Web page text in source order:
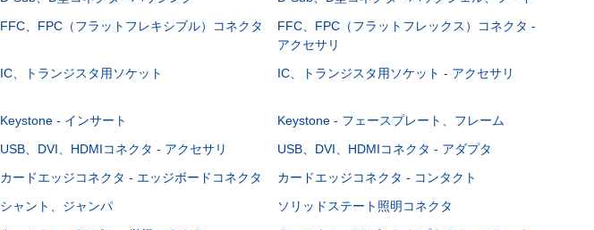
FFC、FPC（フラットフレキシブル）コネクタ
FFC、FPC（フラットフレックス）コネクタ -
アクセサリ
IC、トランジスタ用ソケット IC、トランジスタ用ソケット - アクセサリ
Keystone - インサート
Keystone - フェースプレート、フレーム
USB、DVI、HDMIコネクタ - アクセサリ
USB、DVI、HDMIコネクタ - アダプタ
カードエッジコネクタ - エッジボードコネクタ
カードエッジコネクタ - コンタクト
シャント、ジャンパ
ソリッドステート照明コネクタ